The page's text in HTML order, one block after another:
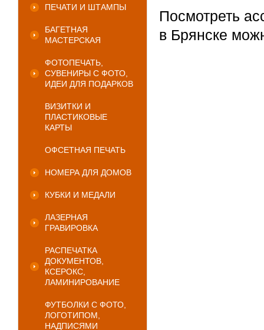
ПЕЧАТИ И ШТАМПЫ
БАГЕТНАЯ
МАСТЕРСКАЯ
ФОТОПЕЧАТЬ,
СУВЕНИРЫ С ФОТО,
ИДЕИ ДЛЯ ПОДАРКОВ
ВИЗИТКИ И
ПЛАСТИКОВЫЕ
КАРТЫ
ОФСЕТНАЯ ПЕЧАТЬ
НОМЕРА ДЛЯ ДОМОВ
КУБКИ И МЕДАЛИ
ЛАЗЕРНАЯ
ГРАВИРОВКА
РАСПЕЧАТКА
ДОКУМЕНТОВ,
КСЕРОКС,
ЛАМИНИРОВАНИЕ
ФУТБОЛКИ С ФОТО,
ЛОГОТИПОМ,
НАДПИСЯМИ
Посмотреть
в Брянске